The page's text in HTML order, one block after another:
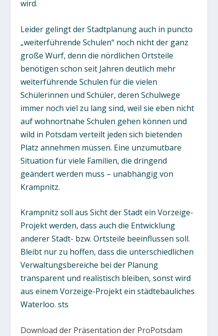
wird.
Leider gelingt der Stadtplanung auch in puncto
„weiterführende Schulen“ noch nicht der ganz
große Wurf, denn die nördlichen Ortsteile
benötigen schon seit Jahren deutlich mehr
weiterführende Schulen für die vielen
Schülerinnen und Schüler, deren Schulwege
immer noch viel zu lang sind, weil sie eben nicht
auf wohnortnahe Schulen gehen können und
wild in Potsdam verteilt jeden sich bietenden
Platz annehmen müssen. Eine unzumutbare
Situation für viele Familien, die dringend
geändert werden muss – unabhängig von
Krampnitz.
Krampnitz soll aus Sicht der Stadt ein Vorzeige-
Projekt werden, dass auch die Entwicklung
anderer Stadt- bzw. Ortsteile beeinflussen soll.
Bleibt nur zu hoffen, dass die unterschiedlichen
Verwaltungsbereiche bei der Planung
transparent und realistisch bleiben, sonst wird
aus einem Vorzeige-Projekt ein städtebauliches
Waterloo. sts
Download der Präsentation der ProPotsdam